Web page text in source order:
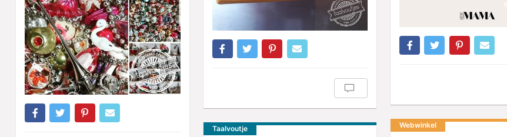
Webwinkel
Taalvoutje